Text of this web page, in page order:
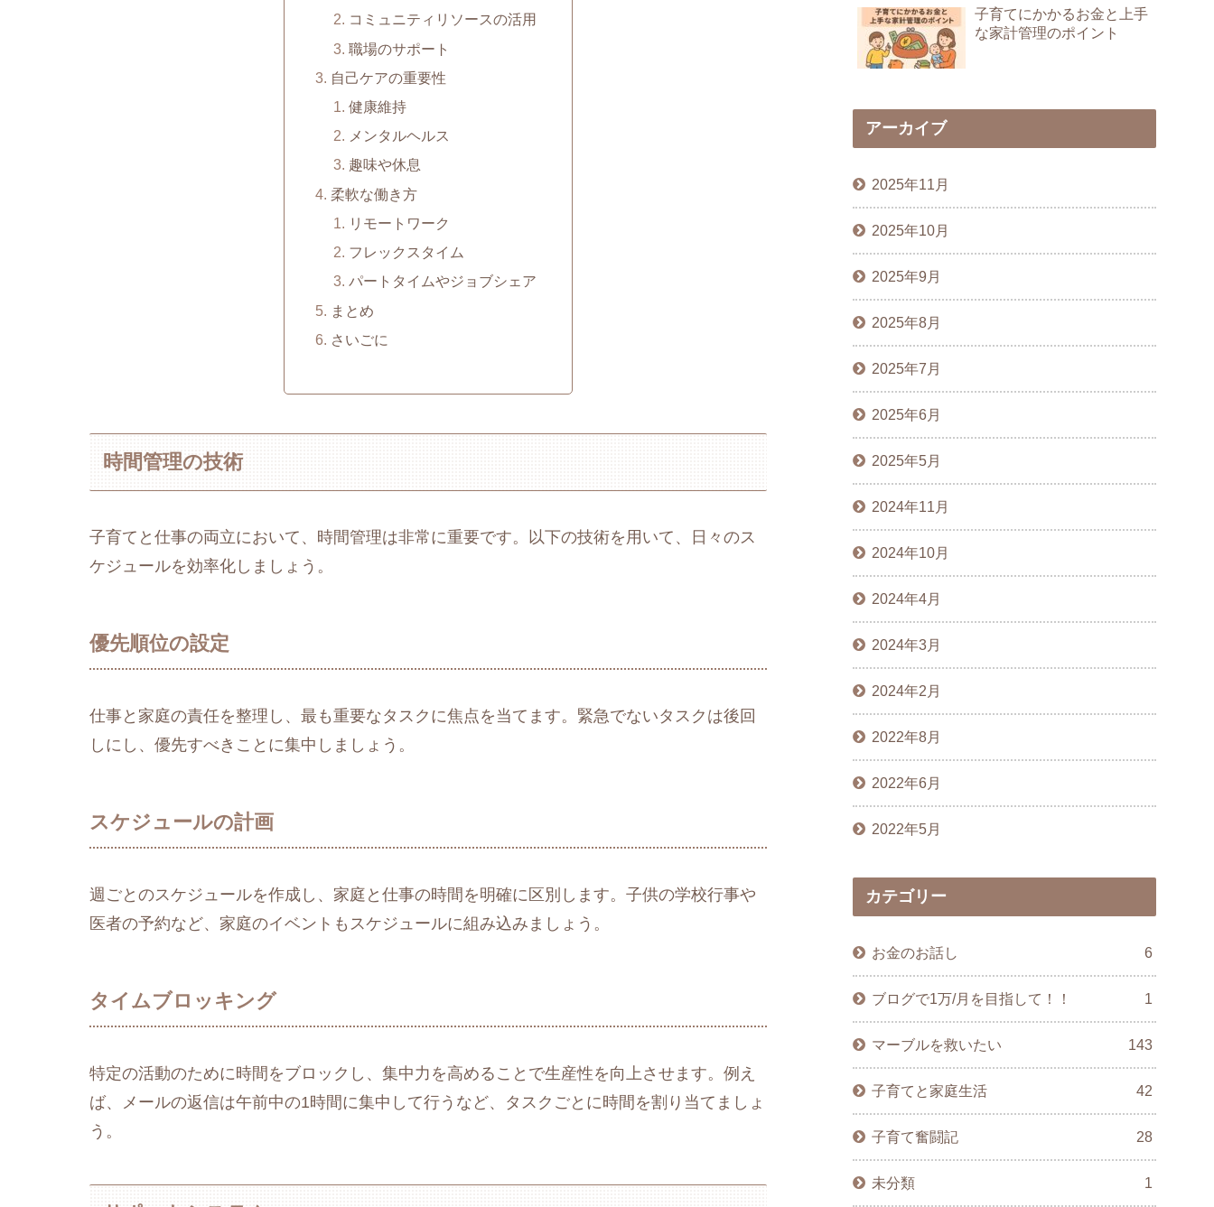
コミュニティリソースの活用
職場のサポート
自己ケアの重要性
健康維持
メンタルヘルス
趣味や休息
柔軟な働き方
リモートワーク
フレックスタイム
パートタイムやジョブシェア
まとめ
さいごに
時間管理の技術
子育てと仕事の両立において、時間管理は非常に重要です。以下の技術を用いて、日々のス
ケジュールを効率化しましょう。
優先順位の設定
仕事と家庭の責任を整理し、最も重要なタスクに焦点を当てます。緊急でないタスクは後回
しにし、優先すべきことに集中しましょう。
スケジュールの計画
週ごとのスケジュールを作成し、家庭と仕事の時間を明確に区別します。子供の学校行事や
医者の予約など、家庭のイベントもスケジュールに組み込みましょう。
タイムブロッキング
特定の活動のために時間をブロックし、集中力を高めることで生産性を向上させます。例え
ば、メールの返信は午前中の1時間に集中して行うなど、タスクごとに時間を割り当てましょ
う。
子育てにかかるお金と上手
な家計管理のポイント
アーカイブ
2025年11月
2025年10月
2025年9月
2025年8月
2025年7月
2025年6月
2025年5月
2024年11月
2024年10月
2024年4月
2024年3月
2024年2月
2022年8月
2022年6月
2022年5月
カテゴリー
お金のお話し 6
ブログで1万/月を目指して！！ 1
マーブルを救いたい 143
子育てと家庭生活 42
子育て奮闘記 28
未分類 1